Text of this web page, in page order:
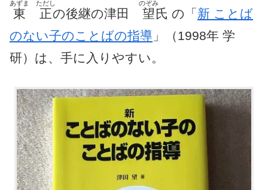
東
あずま
正
ただし
の後継の津田 望
のぞみ
氏 の「 新 ことば
のない子のことばの指導 」（1998年 学
研）は、手に入りやすい。